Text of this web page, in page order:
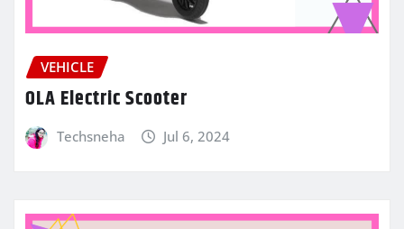
VEHICLE
OLA Electric Scooter
Techsneha Jul 6, 2024